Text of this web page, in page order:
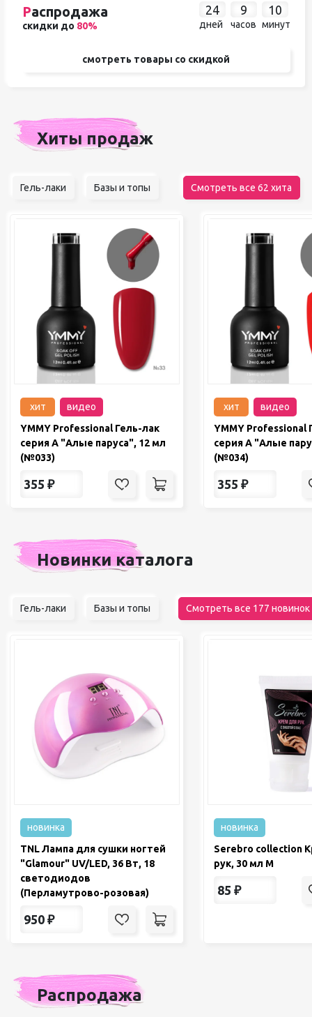
Распродажа
скидки до 80%
24
дней
9
часов
10
минут
смотреть товары со скидкой
Хиты продаж
Гель-лаки Базы и топы Смотреть все 62 хита
хит
видео
YMMY Professional Гель-лак
серия A "Алые паруса", 12 мл
(№033)
355 ₽
хит
видео
YMMY Professional
серия A "Алые
(№034)
355 ₽
Новинки каталога
Гель-лаки Базы и топы Смотреть все 177 новинок
новинка
TNL Лампа для сушки ногтей
"Glamour" UV/LED, 36 Вт, 18
светодиодов
(Перламутрово-розовая)
950 ₽
новинка
Serebro collection
рук, 30 мл М
85 ₽
Распродажа